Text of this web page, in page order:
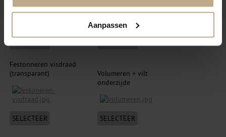
Aanpassen
Festonneren visdraad
(transparant)
SELECTEER
Volumeren + vilt
onderzijde
SELECTEER